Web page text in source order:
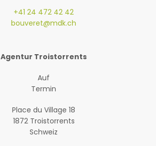
+41 24 472 42 42
bouveret@mdk.ch
Agentur Troistorrents
Auf
Termin
Place du Village 18
1872 Troistorrents
Schweiz